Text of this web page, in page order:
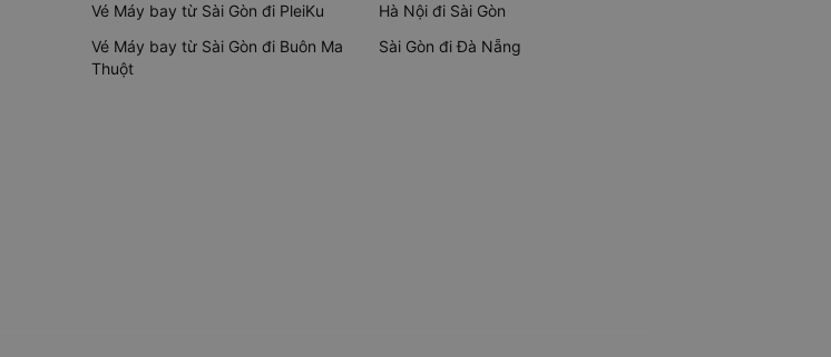
Vé Máy bay từ Sài Gòn đi PleiKu
Vé Máy bay từ Sài Gòn đi Buôn Ma
Thuột
Hà Nội đi Sài Gòn
Sài Gòn đi Đà Nẵng